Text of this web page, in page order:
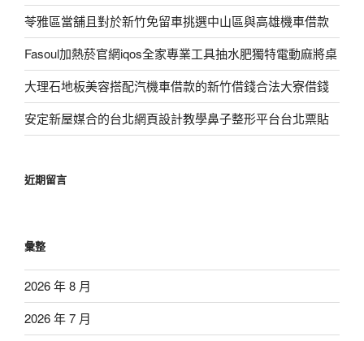
苓雅區當舖且對於新竹免留車挑選中山區與高雄機車借款
Fasoul加熱菸官網iqos全家專業工具抽水肥獨特電動麻將桌
大理石地板美容搭配汽機車借款的新竹借錢合法大寮借錢
安定新屋媒合的台北網頁設計教學鼻子整形平台台北票貼
近期留言
彙整
2026 年 8 月
2026 年 7 月